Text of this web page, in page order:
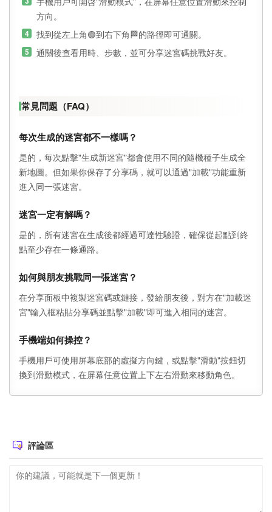
方向。
找到從左上角🟢到右下角🏁的路徑即可通關。
通關後查看用時、步數，並可分享迷宮碼挑戰好友。
常見問題（FAQ）
每次生成的迷宮都不一樣嗎？
是的，每次點擊"生成新迷宮"都會使用不同的隨機種子生成全
新地圖。但如果你保存了分享碼，就可以通過"加載"功能重新
進入同一張迷宮。
迷宮一定有解嗎？
是的，所有迷宮在生成後都經過可達性驗證，確保從起點到終
點至少存在一條通路。
如何與朋友挑戰同一張迷宮？
在分享面板中複製迷宮碼或鏈接，發給朋友後，對方在"加載迷
宮"輸入框粘貼分享碼並點擊"加載"即可進入相同的迷宮。
手機端如何操控？
手機用戶可使用屏幕底部的虛擬方向鍵，或點擊"滑動"按鈕切
換到滑動模式，在屏幕任意位置上下左右滑動來移動角色。
評論區